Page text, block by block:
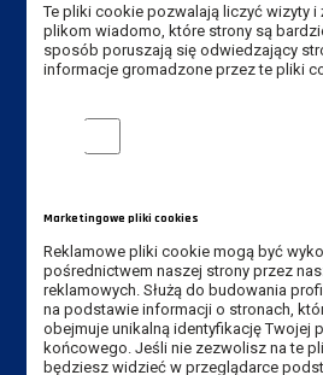
Dane
Biblioteka
Dyrektor: +48 65 528
Email:
Przydatne
Te pliki cookie pozwalają liczyć wizyty i
plikom wiadomo, które strony są
sposób poruszają się odwiedzający
informacje gromadzone przez te pliki
Analityczne pliki cookie
Marketingowe pliki cookies
Reklamowe pliki cookie mogą być
pośrednictwem naszej strony przez
reklamowych. Służą do budowania
na podstawie informacji o stronach,
obejmuje unikalną identyfikację Twojej
końcowego. Jeśli nie zezwolisz na te
będziesz widzieć w przeglądarce